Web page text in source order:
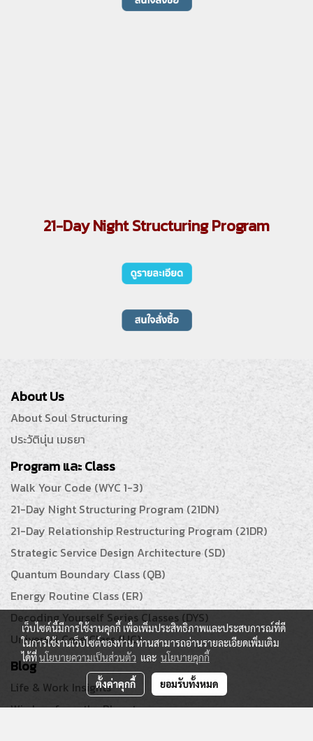
21-Day Night Structuring Program
About Us
About Soul Structuring
ประวัตินุ่น เมธยา
Program และ Class
Walk Your Code (WYC 1-3)
21-Day Night Structuring Program (21DN)
21-Day Relationship Restructuring Program (21DR)
Strategic Service Design Architecture (SD)
Quantum Boundary Class (QB)
Energy Routine Class (ER)
Decoding Yourself Series Classes (DYS)
Universal Core Class (UC)
Blog
Life & Work Insights
Wisdom from the Planet
เว็บไซต์นี้มีการใช้งานคุกกี้ เพื่อเพิ่มประสิทธิภาพและประสบการณ์ที่ดี
ในการใช้งานเว็บไซต์ของท่าน ท่านสามารถอ่านรายละเอียดเพิ่มเติม
ได้ที่นโยบายความเป็นส่วนตัว และ นโยบายคุกกี้
ตั้งค่าคุกกี้ ยอมรับทั้งหมด